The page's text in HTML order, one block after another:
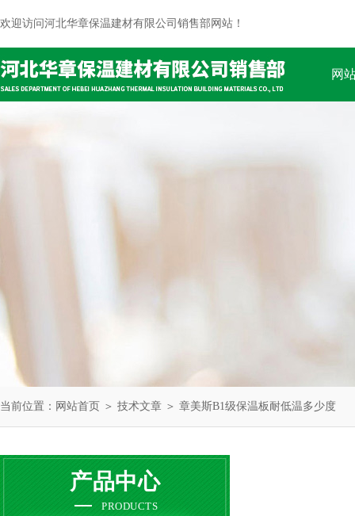
欢迎访问河北华章保温建材有限公司销售部网站！
网
当前位置： 网站首页 ＞ 技术文章 ＞ 章美斯B1级保温板耐低温多少度
产品中心
PRODUCTS